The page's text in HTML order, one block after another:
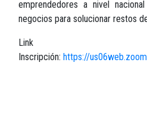
emprendedores a nivel
negocios para solucionar restos
Inscripción: https://